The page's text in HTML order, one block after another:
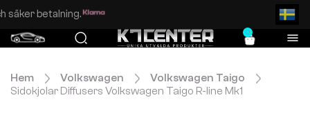
Enkel och säker betalning.
0
Hem Volkswagen
Volkswagen Taigo
Sidokjolar Diffusers Volkswagen Taigo R-line Mk1